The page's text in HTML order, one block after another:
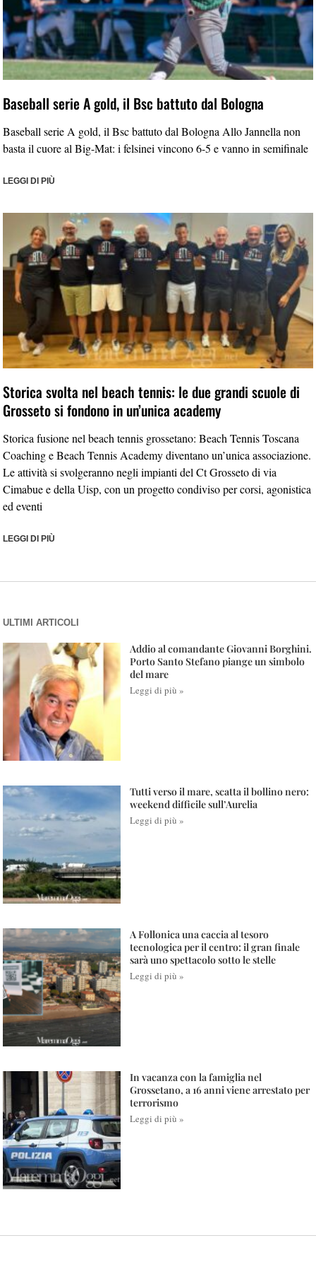
Baseball serie A gold, il Bsc battuto dal Bologna
Baseball serie A gold, il Bsc battuto dal Bologna Allo Jannella non
basta il cuore al Big-Mat: i felsinei vincono 6-5 e vanno in semifinale
LEGGI DI PIÙ
Storica svolta nel beach tennis: le due grandi scuole di
Grosseto si fondono in un’unica academy
Storica fusione nel beach tennis grossetano: Beach Tennis Toscana
Coaching e Beach Tennis Academy diventano un’unica associazione.
Le attività si svolgeranno negli impianti del Ct Grosseto di via
Cimabue e della Uisp, con un progetto condiviso per corsi, agonistica
ed eventi
LEGGI DI PIÙ
ULTIMI ARTICOLI
Addio al comandante Giovanni Borghini.
Porto Santo Stefano piange un simbolo
del mare
Leggi di più »
Tutti verso il mare, scatta il bollino nero:
weekend difficile sull’Aurelia
Leggi di più »
A Follonica una caccia al tesoro
tecnologica per il centro: il gran finale
sarà uno spettacolo sotto le stelle
Leggi di più »
In vacanza con la famiglia nel
Grossetano, a 16 anni viene arrestato per
terrorismo
Leggi di più »